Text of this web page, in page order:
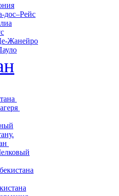
дос–Рейс
Жанейро